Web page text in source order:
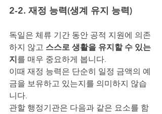
2-2. 재정 능력(생계 유지 능력)
독일은 체류 기간 동안 공적 지원에 의존
하지 않고 스스로 생활을 유지할 수 있는
지를 매우 중요하게 봅니다.
이때 재정 능력은 단순히 일정 금액의 예
금을 보유하고 있는지를 의미하지 않습
니다.
관할 행정기관은 다음과 같은 요소를 함